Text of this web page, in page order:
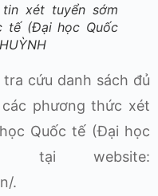
xét tuyển sớm
tế (Đại học Quốc
cứu danh sách đủ
phương thức xét
Quốc tế (Đại học
tại website:
.